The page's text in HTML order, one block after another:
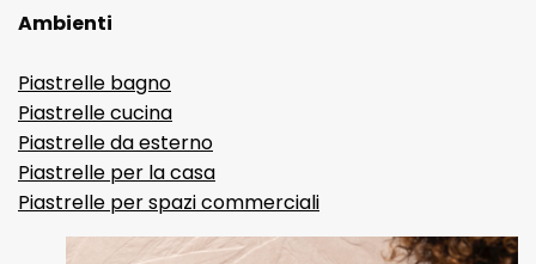
Ambienti
Piastrelle bagno
Piastrelle cucina
Piastrelle da esterno
Piastrelle per la casa
Piastrelle per spazi commerciali